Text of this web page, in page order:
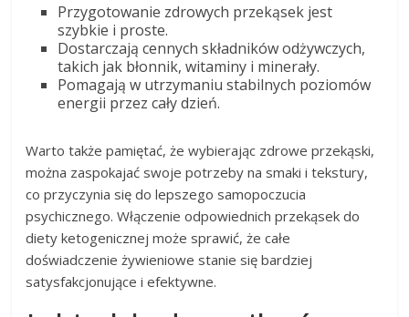
Przygotowanie zdrowych przekąsek jest
szybkie i proste.
Dostarczają cennych składników odżywczych,
takich jak błonnik, witaminy i minerały.
Pomagają w utrzymaniu stabilnych poziomów
energii przez cały dzień.
Warto także pamiętać, że wybierając zdrowe przekąski,
można zaspokajać swoje potrzeby na smaki i tekstury,
co przyczynia się do lepszego samopoczucia
psychicznego. Włączenie odpowiednich przekąsek do
diety ketogenicznej może sprawić, że całe
doświadczenie żywieniowe stanie się bardziej
satysfakcjonujące i efektywne.